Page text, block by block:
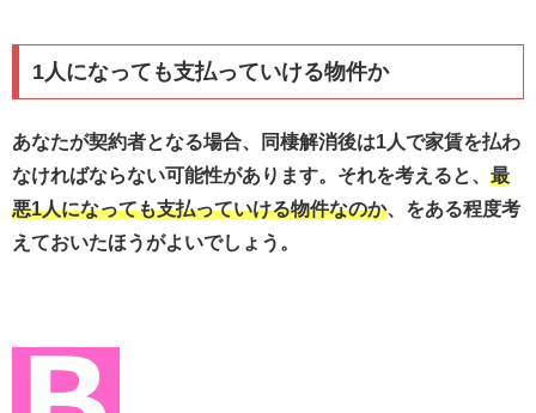
1人になっても支払っていける物件か
あなたが契約者となる場合、同棲解消後は1人で家賃を払わ
なければならない可能性があります。それを考えると、 最
悪1人になっても支払っていける物件なのか、をある程度考
えておいたほうがよいでしょう。